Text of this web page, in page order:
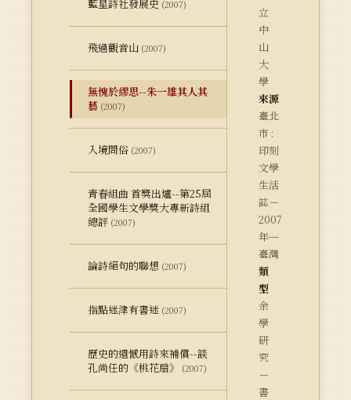
藍星詩社發展史 (2007)
飛過觀音山 (2007)
無愧於繆思--朱一雄其人其
藝 (2007)
入境問俗 (2007)
青春組曲 首獎出爐--第25屆
全國學生文學獎大專新詩組
總評 (2007)
論詩絕句的聯想 (2007)
指點迷津有書迷 (2007)
歷史的遺憾用詩來補償--談
孔尚任的《桃花扇》
(2007)
立
中
山
大
學
來源
臺北
市 :
印刻
文學
生活
誌－
2007
年─
臺灣
類
型
余
學
研
究
－
書